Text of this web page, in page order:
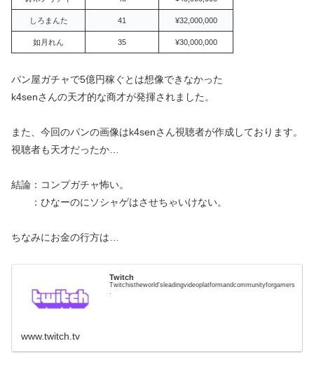
しろまんた 41 ¥32,000,000
如月れん 35 ¥30,000,000
パン屋ガチャで5億円稼ぐとは想像できなかった
k4senさんの天才的な商才が発揮されました。
また、今回のパンの画像はk4senさん視聴者が作成しております。
視聴者も天才だったか…
結論：コンプガチャ怖い。
：ひなーのにソシャゲはさせちゃいけない。
ちなみにお金の行方は…
Twitch
Twitchistheworld'sleadingvideoplatformandcommunityforgamers
.
www.twitch.tv